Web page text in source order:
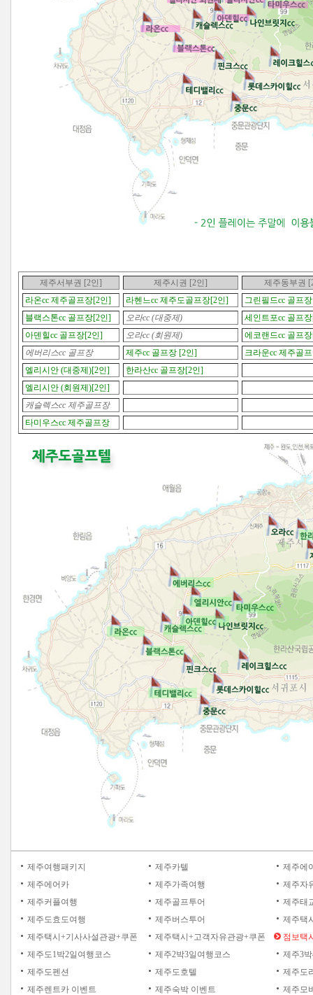
제주서부권 [2인] 제주시권 [2인] 제주동부권
라온cc 제주골프장[2인]
라헨느cc 제주도골프장[2인]
그린필드cc 골프
블랙스톤cc 골프장[2인]
오라cc (대중제)
세인트포cc 골프
아덴힐cc 골프장[2인]
오라cc (회원제)
에코랜드cc 골프
에버리스cc 골프장
제주cc 골프장 [2인]
크라운cc 제주골
엘리시안 (대중제)[2인]
한라산cc 골프장[2인]
엘리시안 (회원제)[2인]
캐슬렉스cc 제주골프장
타미우스cc 제주골프장
제주여행패키지 제주카텔
제주에
제주에어카
제주가족여행
제주자
제주커플여행
제주골프투어
제주태
제주도효도여행
제주버스투어
제주택
제주택시+기사사설관광+쿠폰
제주택시+고객자유관광+쿠폰
점보택
제주도1박2일여행코스
제주2박3일여행코스
제주3
제주도펜션
제주도호텔
제주도
제주렌트카 이벤트
제주숙박 이벤트 제주모